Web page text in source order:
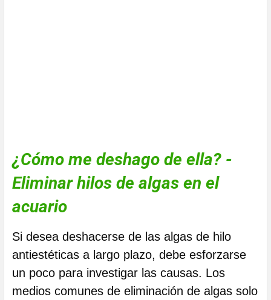
¿Cómo me deshago de ella? -
Eliminar hilos de algas en el
acuario
Si desea deshacerse de las algas de hilo
antiestéticas a largo plazo, debe esforzarse
un poco para investigar las causas. Los
medios comunes de eliminación de algas solo